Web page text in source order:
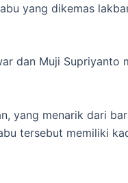
yang dikemas
dan Muji Supriyanto
yang menarik dari
tersebut memiliki